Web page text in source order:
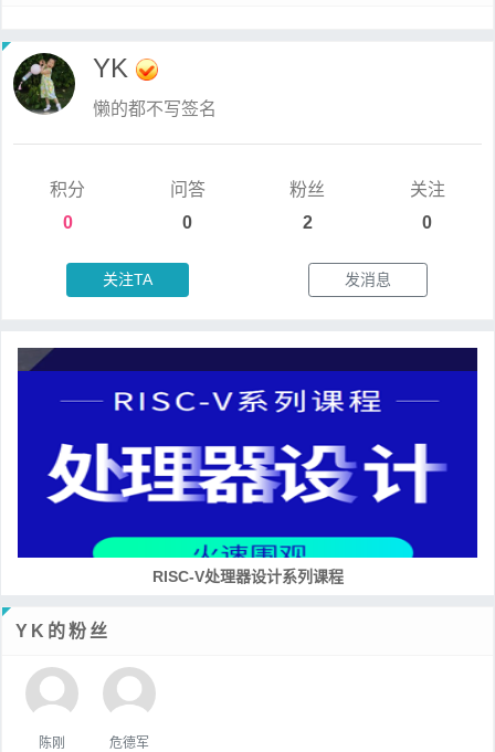
YK
懒的都不写签名
积分
0
问答
0
粉丝
2
关注
0
关注TA 发消息
RISC-V处理器设计系列课程
YK的粉丝
陈刚 危德军